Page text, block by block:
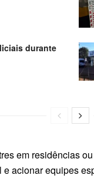
durante
em residências
acionar equipes